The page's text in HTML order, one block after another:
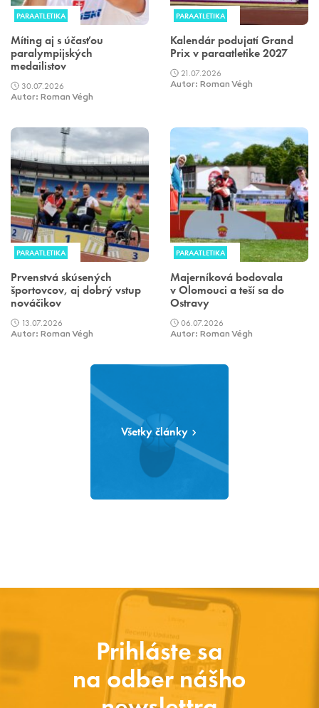
PARAATLETIKA
Míting aj s účasťou
paralympijských
medailistov
30.07.2026
Autor: Roman Végh
PARAATLETIKA
Kalendár podujatí Grand
Prix v paraatletike 2027
21.07.2026
Autor: Roman Végh
PARAATLETIKA
Prvenstvá skúsených
športovcov, aj dobrý vstup
nováčikov
13.07.2026
Autor: Roman Végh
PARAATLETIKA
Majerníková bodovala
v Olomouci a teší sa do
Ostravy
06.07.2026
Autor: Roman Végh
Všetky články
Prihláste sa
na odber nášho